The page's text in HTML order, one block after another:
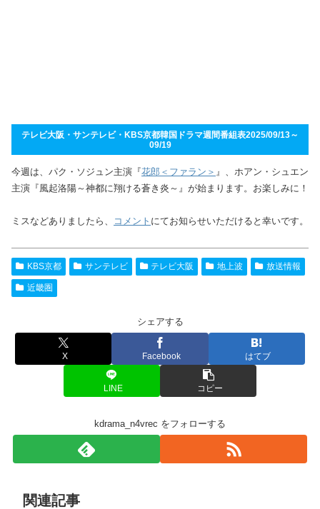
テレビ大阪・サンテレビ・KBS京都韓国ドラマ週間番組表2025/09/13～
09/19
今週は、パク・ソジュン主演『花郎＜ファラン＞ 』、ホアン・シュエン
主演『風起洛陽～神都に翔ける蒼き炎～』が始まります。お楽しみに！
ミスなどありましたら、 コメント にてお知らせいただけると幸いです。
KBS京都 サンテレビ テレビ大阪 地上波 放送情報
近畿圏
シェアする
X Facebook はてブ
LINE コピー
kdrama_n4vrec をフォローする
関連記事